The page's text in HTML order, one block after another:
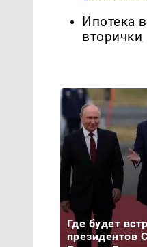
Ипотека
вторички
Где будет
президентов